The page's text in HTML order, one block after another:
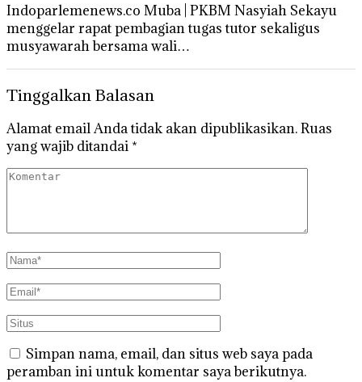
Indoparlemenews.co Muba | PKBM Nasyiah Sekayu
menggelar rapat pembagian tugas tutor sekaligus
musyawarah bersama wali…
Tinggalkan Balasan
Alamat email Anda tidak akan dipublikasikan.Ruas
yang wajib ditandai *
Simpan nama, email, dan situs web saya pada
peramban ini untuk komentar saya berikutnya.